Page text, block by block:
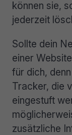
können sie,
jederzeit
Sollte dein
einer
für dich,
Tracker, die
eingestuft
zusätzliche